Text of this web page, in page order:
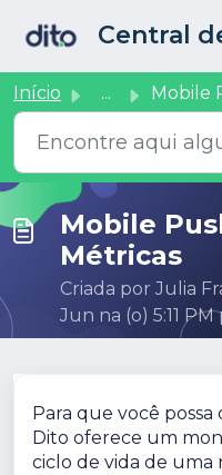
Início ... Mobile Push:
Mobile
Métricas
Criada por Julia
Jun na (o) 5:11
Para que você possa
Dito oferece um
ciclo de vida de uma